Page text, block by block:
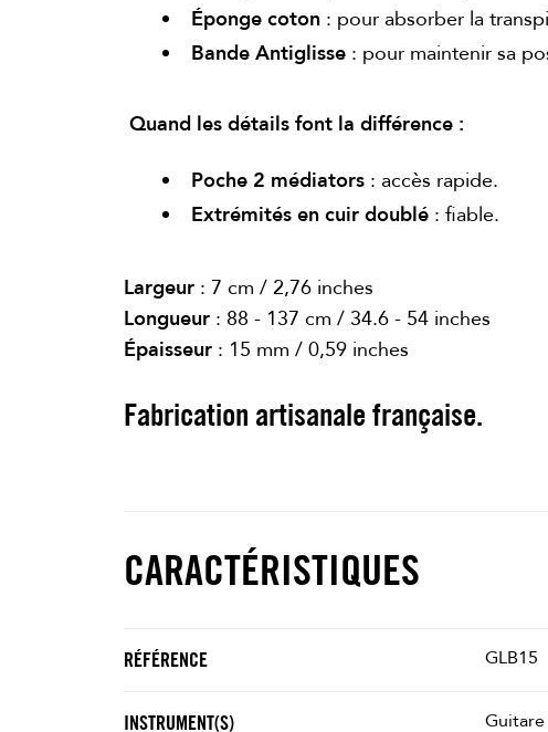
Éponge coton : pour absorber la
Bande Antiglisse : pour maintenir sa
Quand les détails font la différence :
Poche 2 médiators : accès rapide.
Extrémités en cuir doublé : fiable.
Largeur : 7 cm / 2,76 inches
Longueur : 88 - 137 cm / 34.6 - 54 inches
Épaisseur : 15 mm / 0,59 inches
Fabrication artisanale française.
CARACTÉRISTIQUES
RÉFÉRENCE GLB15
INSTRUMENT(S)